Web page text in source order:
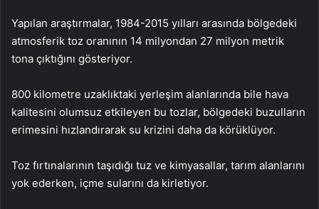
Yapılan araştırmalar, 1984-2015 yılları arasında bölgedeki
atmosferik toz oranının 14 milyondan 27 milyon metrik
tona çıktığını gösteriyor.
800 kilometre uzaklıktaki yerleşim alanlarında bile hava
kalitesini olumsuz etkileyen bu tozlar, bölgedeki buzulların
erimesini hızlandırarak su krizini daha da körüklüyor.
Toz fırtınalarının taşıdığı tuz ve kimyasallar, tarım alanlarını
yok ederken, içme sularını da kirletiyor.